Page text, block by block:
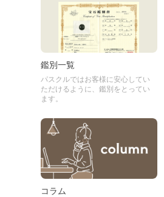
鑑別一覧
パスクルではお客様に安心してい
ただけるように、鑑別をとってい
ます。
コラム